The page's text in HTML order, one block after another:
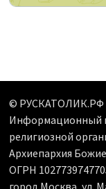
© РУСКАТОЛИК.РФ
Информационный
религиозной
Архиепархия
ОГРН